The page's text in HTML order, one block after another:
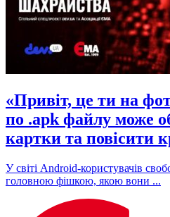
«Привіт, це ти на
по .apk файлу може
картки та повісити
У світі Android-користувачів
головною фішкою, якою вони ...